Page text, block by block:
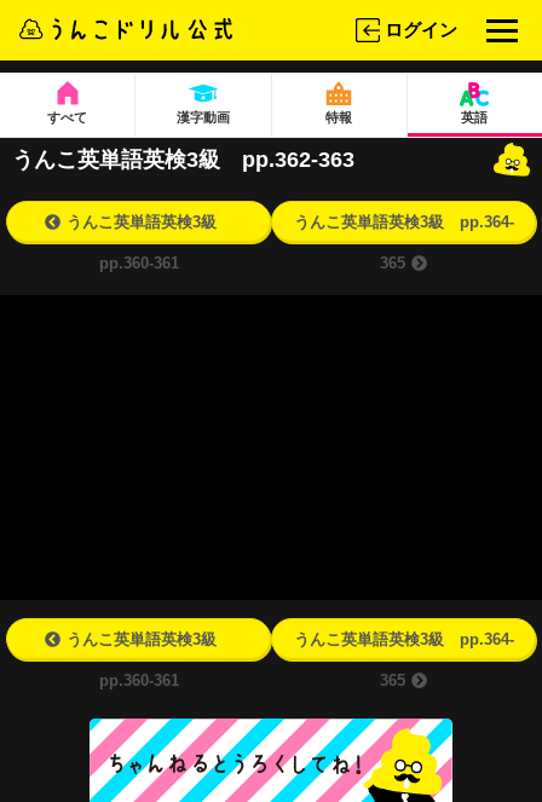
ログイン
すべて 漢字動画 特報 英語
うんこ英単語英検3級 pp.362-363
うんこ英単語英検3級
pp.360-361
うんこ英単語英検3級 pp.364-
365
うんこ英単語英検3級
pp.360-361
うんこ英単語英検3級 pp.364-
365